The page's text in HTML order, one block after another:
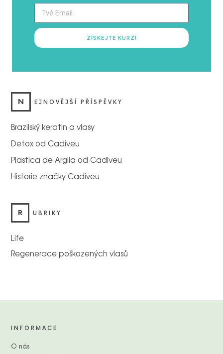
ZÍSKEJTE KURZ!
N EJNOVĚJŠÍ PŘÍSPĚVKY
Brazilský keratin a vlasy
Detox od Cadiveu
Plastica de Argila od Cadiveu
Historie značky Cadiveu
R UBRIKY
Life
Regenerace poškozených vlasů
INFORMACE
O nás